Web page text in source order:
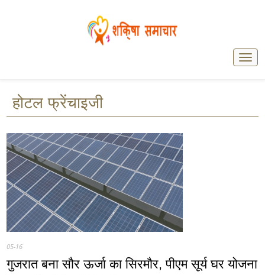
होटल फ्रेंचाइजी
05-16
गुजरात बना सौर ऊर्जा का सिरमौर, पीएम सूर्य घर योजना